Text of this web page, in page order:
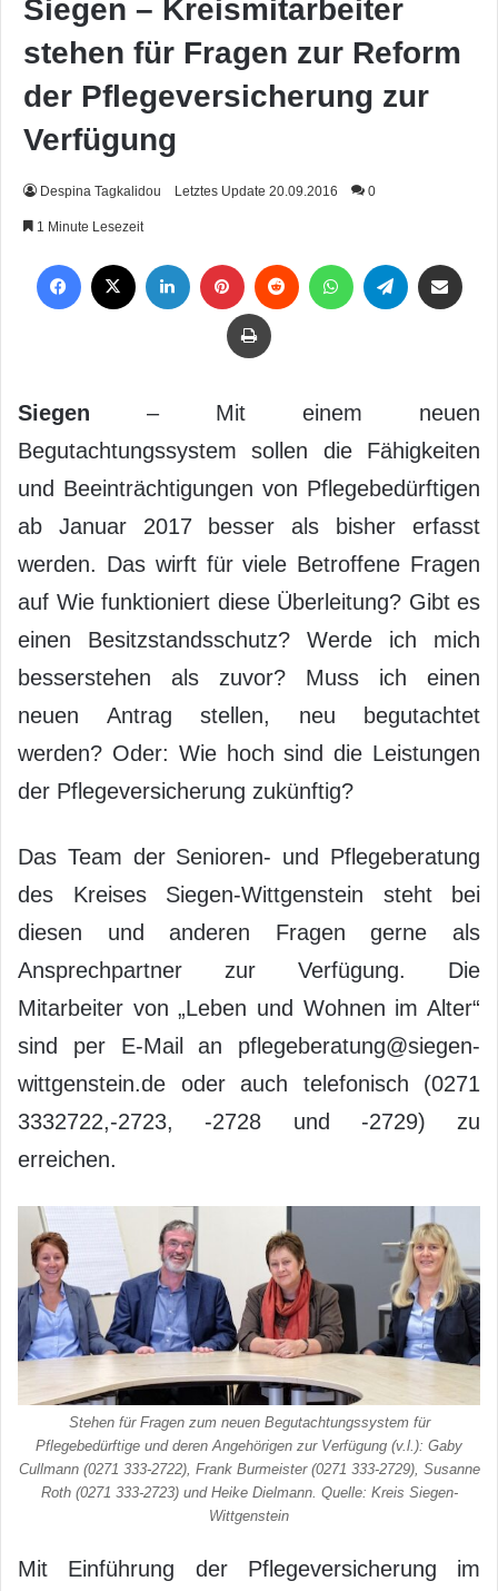
Siegen – Kreismitarbeiter
stehen für Fragen zur Reform
der Pflegeversicherung zur
Verfügung
Despina Tagkalidou Letztes Update 20.09.2016 0
1 Minute Lesezeit
Drucken
Siegen – Mit einem neuen
Begutachtungssystem sollen die Fähigkeiten
und Beeinträchtigungen von Pflegebedürftigen
ab Januar 2017 besser als bisher erfasst
werden. Das wirft für viele Betroffene Fragen
auf Wie funktioniert diese Überleitung? Gibt es
einen Besitzstandsschutz? Werde ich mich
besserstehen als zuvor? Muss ich einen
neuen Antrag stellen, neu begutachtet
werden? Oder: Wie hoch sind die Leistungen
der Pflegeversicherung zukünftig?
Das Team der Senioren- und Pflegeberatung
des Kreises Siegen-Wittgenstein steht bei
diesen und anderen Fragen gerne als
Ansprechpartner zur Verfügung. Die
Mitarbeiter von „Leben und Wohnen im Alter“
sind per E-Mail an pflegeberatung@siegen-
wittgenstein.de oder auch telefonisch (0271
3332722,-2723, -2728 und -2729) zu
erreichen.
Stehen für Fragen zum neuen Begutachtungssystem für
Pflegebedürftige und deren Angehörigen zur Verfügung (v.l.): Gaby
Cullmann (0271 333-2722), Frank Burmeister (0271 333-2729), Susanne
Roth (0271 333-2723) und Heike Dielmann. Quelle: Kreis Siegen-
Wittgenstein
Mit Einführung der Pflegeversicherung im